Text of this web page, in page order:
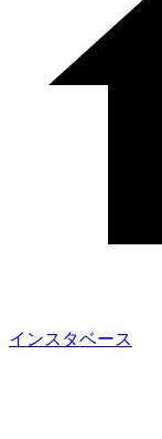
インスタベース